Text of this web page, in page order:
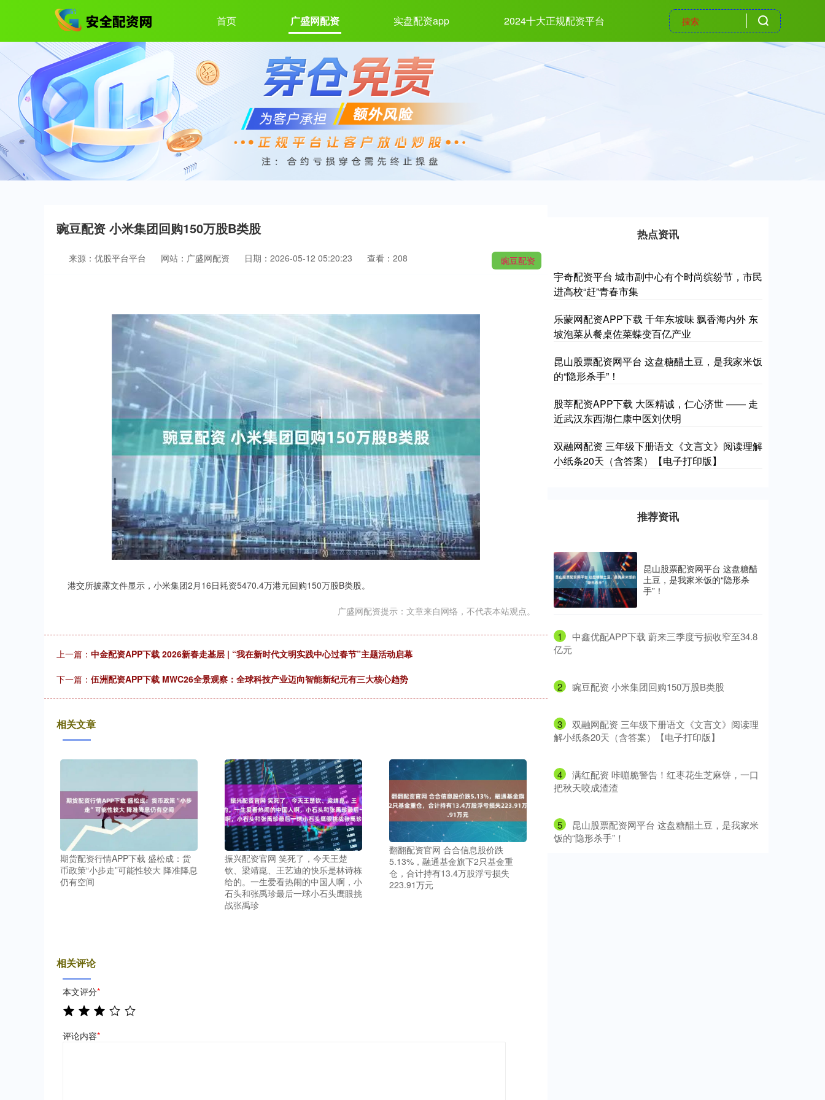
首页 广盛网配资 实盘配资app 2024十大正规配资平台
豌豆配资 小米集团回购150万股B类股
豌豆配资
来源：优股平台平台 网站：广盛网配资 日期：2026-05-12 05:20:23 查看：208
港交所披露文件显示，小米集团2月16日耗资5470.4万港元回购150万股B类股。
广盛网配资提示：文章来自网络，不代表本站观点。
上一篇： 中金配资APP下载 2026新春走基层 | “我在新时代文明实践中心过春节”主题活动启幕
下一篇： 伍洲配资APP下载 MWC26全景观察：全球科技产业迈向智能新纪元有三大核心趋势
相关文章
期货配资行情APP下载 盛松成：货
币政策“小步走”可能性较大 降准降息
仍有空间
振兴配资官网 笑死了，今天王楚
钦、梁靖崑、王艺迪的快乐是林诗栋
给的。一生爱看热闹的中国人啊，小
石头和张禹珍最后一球小石头鹰眼挑
战张禹珍
翻翻配资官网 合合信息股价跌
5.13%，融通基金旗下2只基金重
仓，合计持有13.4万股浮亏损失
223.91万元
相关评论
本文评分*
评论内容*
热点资讯
宇奇配资平台 城市副中心有个时尚缤纷节，市民
进高校“赶”青春市集
乐蒙网配资APP下载 千年东坡味 飘香海内外 东
坡泡菜从餐桌佐菜蝶变百亿产业
昆山股票配资网平台 这盘糖醋土豆，是我家米饭
的“隐形杀手”！
股莘配资APP下载 大医精诚，仁心济世 —— 走
近武汉东西湖仁康中医刘伏明
双融网配资 三年级下册语文《文言文》阅读理解
小纸条20天（含答案）【电子打印版】
推荐资讯
昆山股票配资网平台 这盘糖醋
土豆，是我家米饭的“隐形杀
手”！
1
​中鑫优配APP下载 蔚来三季度亏损收窄至34.8
亿元
2 ​豌豆配资 小米集团回购150万股B类股
3
​双融网配资 三年级下册语文《文言文》阅读理
解小纸条20天（含答案）【电子打印版】
4
​满红配资 咔嘣脆警告！红枣花生芝麻饼，一口
把秋天咬成渣渣
5
​昆山股票配资网平台 这盘糖醋土豆，是我家米
饭的“隐形杀手”！